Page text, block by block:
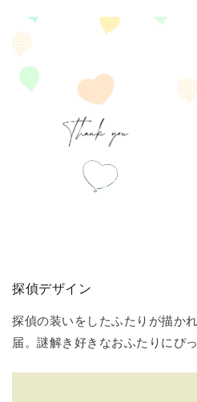
探偵デザイン
探偵の装いをしたふたりが描か
届。謎解き好きなおふたりにぴ